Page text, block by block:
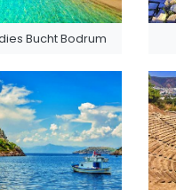
Bucht Bodrum